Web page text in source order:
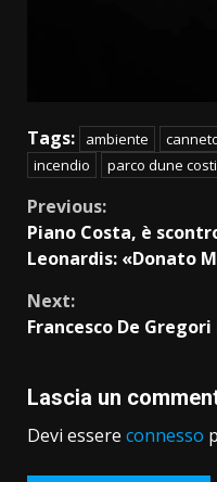
Tags: ambiente
incendio
parco dune
Continue
Reading
Previous:
Piano Costa, è
Leonardis: «Donato
Next:
Francesco De
Lascia un
Devi essere connesso